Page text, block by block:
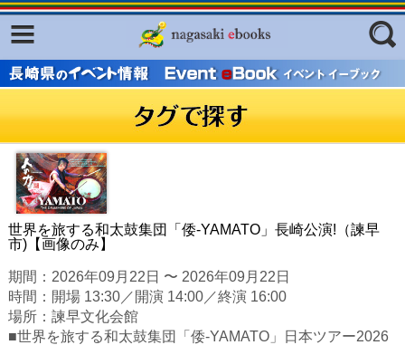
フリーワード
世界を旅する和太鼓集団「倭-YAMATO」長崎公演!（諫早
市)【画像のみ】
期間：2026年09月22日 〜 2026年09月22日
時間：開場 13:30／開演 14:00／終演 16:00
場所：諫早文化会館
■世界を旅する和太鼓集団「倭-YAMATO」日本ツアー2026
Facebook
ふくいろキラリプロジェクト
東京観光デジタルパンフレットギャ
ラリー（TOKYO Brochures）
復興応援企画
はじめてご利用される方へ
コンテンツ
広報誌ナビ
明治日本の産業革命遺産
長崎と天草地方の潜伏キリシタン
関連遺産